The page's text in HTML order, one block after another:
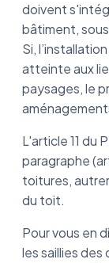
doivent
bâtiment,
Si,
atteinte aux
paysages, le
L'article 11 du
paragraphe
toitures,
du toit.
Pour vous en
les saillies